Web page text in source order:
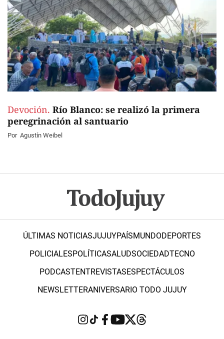
Devoción. Río Blanco: se realizó la primera
peregrinación al santuario
Por Agustín Weibel
ÚLTIMAS NOTICIASJUJUYPAÍSMUNDODEPORTES
POLICIALESPOLÍTICASALUDSOCIEDADTECNO
PODCASTENTREVISTASESPECTÁCULOS
NEWSLETTERANIVERSARIO TODO JUJUY